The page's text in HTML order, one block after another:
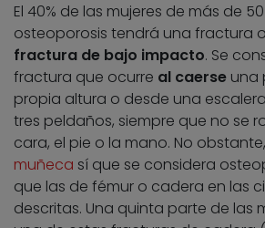
El 40% de las mujeres de más de
osteoporosis tendrá una fractura
fractura de bajo impacto. Se
fractura que ocurre al caerse una
propia altura o desde una
tres peldaños, siempre que no se
cara, el pie o la mano. No
muñeca sí que se considera
que las de fémur o cadera en las
descritas. Una quinta parte de las